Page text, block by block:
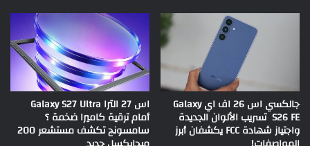
جالكسي اس 26 اف اي Galaxy
S26 FE تسريب الألوان الجديدة
واجتياز شهادة FCC يكشفان أبرز
اس 27 الترا Galaxy S27 Ultra
أمام ترقية كاميرا ضخمة ؟
سامسونج تكشف مستشعر 200